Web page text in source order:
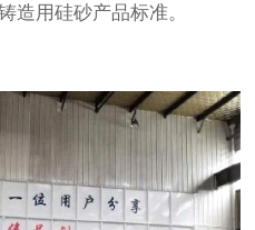
造用硅砂产品标准。